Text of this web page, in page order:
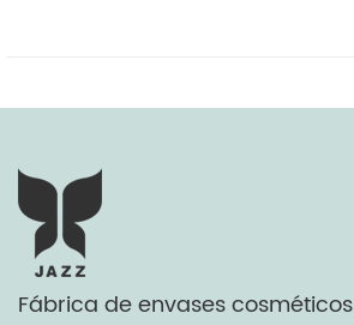
Fábrica de envases cosméticos